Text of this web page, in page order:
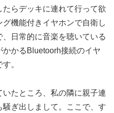
たらデッキに連れて行って欲
機能付きイヤホンで自衛し
日常的に音楽を聴いている
かるBluetoorh接続のイヤ
。
いたところ、私の隣に親子連
ぎ出しまして。ここで、す